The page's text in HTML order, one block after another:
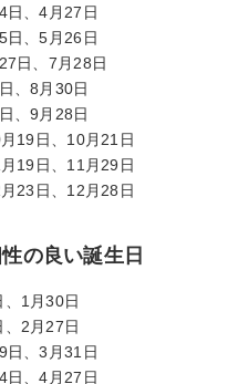
日、4月27日
日、5月26日
日、7月28日
、8月30日
、9月28日
19日、10月21日
19日、11月29日
23日、12月28日
の良い誕生日
1月30日
2月27日
日、3月31日
日、4月27日